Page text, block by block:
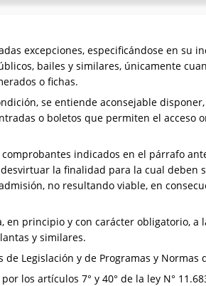
excepciones, especificándose en su
bailes y similares, únicamente
o fichas.
se entiende aconsejable
o boletos que permiten el acceso
indicados en el párrafo
la finalidad para la cual deben
no resultando viable, en
principio y con carácter obligatorio, a
y similares.
Legislación y de Programas y Normas
los artículos 7° y 40° de la ley N°